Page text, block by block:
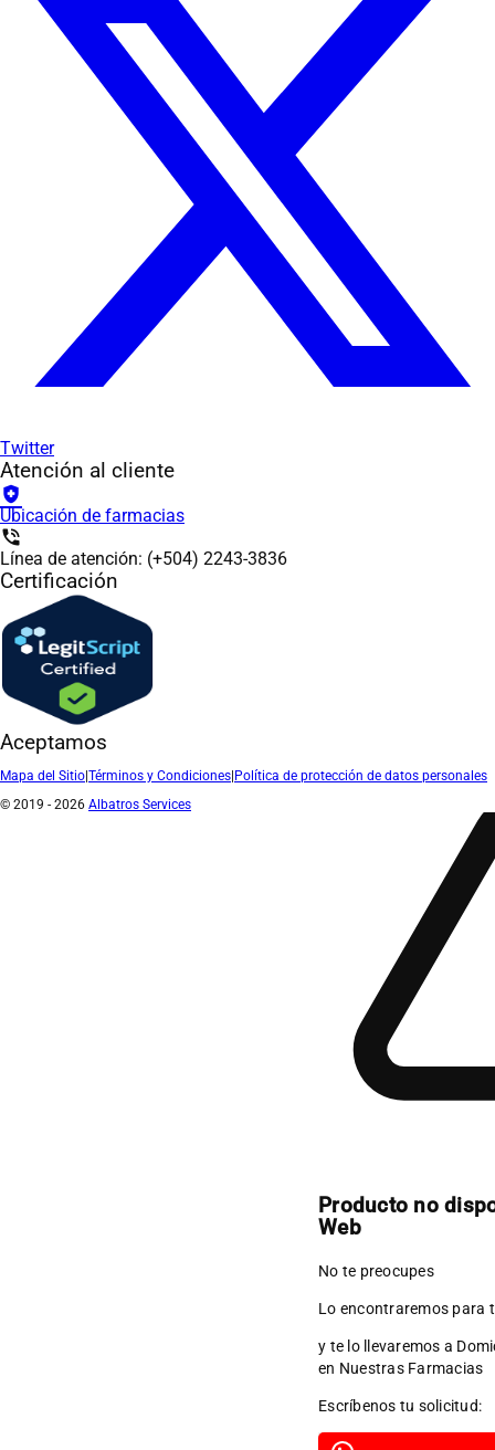
Twitter
Atención al cliente
health_and_safety
Ubicación de farmacias
phone_in_talk
Línea de atención: (+504) 2243-3836
Certificación
Aceptamos
Mapa del Sitio|Términos y Condiciones|Política de protección de datos personales
© 2019 - 2026 Albatros Services
Producto no
Web
No te preocupes
Lo encontraremos para
y te lo llevaremos a
en Nuestras Farmacias
Escríbenos tu solicitud: